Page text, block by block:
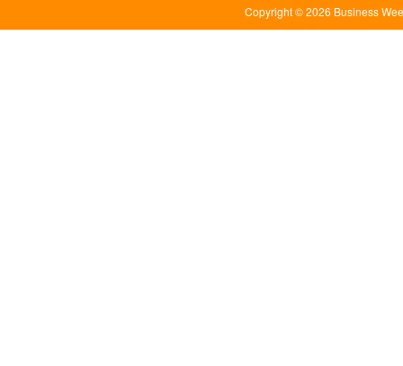
Copyright © 2026 Business